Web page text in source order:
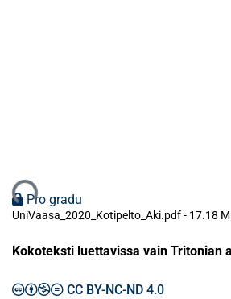
Pro gradu
UniVaasa_2020_Kotipelto_Aki.pdf - 17.18
Kokoteksti luettavissa vain Tritonian
CC BY-NC-ND 4.0